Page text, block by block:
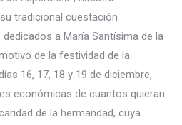
tradicional cuestación
a María Santísima de la
de la festividad de la
16, 17, 18 y 19 de diciembre,
económicas de cuantos quieran
de la hermandad, cuya